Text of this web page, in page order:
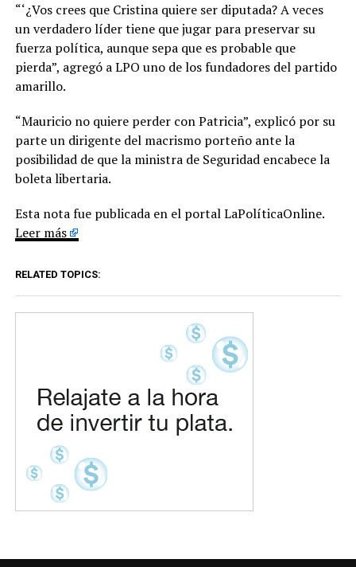
“‘¿Vos crees que Cristina quiere ser diputada? A veces
un verdadero líder tiene que jugar para preservar su
fuerza política, aunque sepa que es probable que
pierda”, agregó a LPO uno de los fundadores del partido
amarillo.
“Mauricio no quiere perder con Patricia”, explicó por su
parte un dirigente del macrismo porteño ante la
posibilidad de que la ministra de Seguridad encabece la
boleta libertaria.
Esta nota fue publicada en el portal LaPolíticaOnline.
Leer más
RELATED TOPICS: